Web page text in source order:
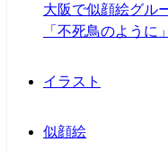
大阪で似顔絵グル
「不死鳥のように
イラスト
似顔絵